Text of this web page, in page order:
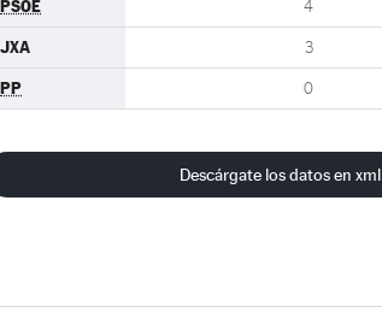
PSOE 4
JXA 3
PP 0
Descárgate los datos en xml